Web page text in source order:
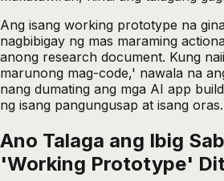
Ang isang working prototype na
nagbibigay ng mas maraming
anong research document. Kung
marunong mag-code,' nawala na
nang dumating ang mga AI app
ng isang pangungusap at isang
Ano Talaga ang Ibig
'Working Prototype'